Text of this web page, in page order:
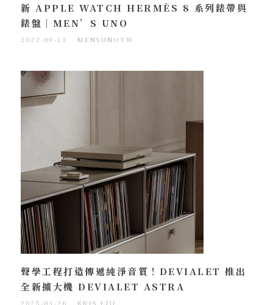
新 APPLE WATCH HERMÈS 8 系列錶帶與
錶盤｜MEN’S UNO
2022-09-13 MENSUNOTW
聲學工程打造傳遞純淨音質！DEVIALET 推出
全新擴大機 DEVIALET ASTRA
2025-03-26 KRIS LIU